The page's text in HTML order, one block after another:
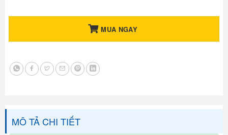
MUA NGAY
MÔ TẢ CHI TIẾT